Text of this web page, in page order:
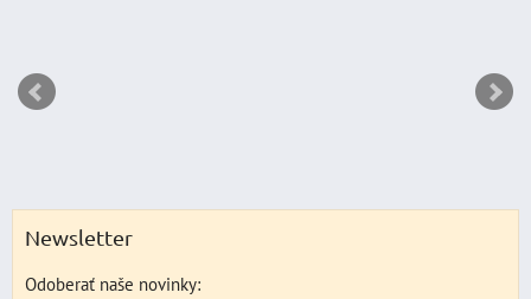
Newsletter
Odoberať naše novinky: